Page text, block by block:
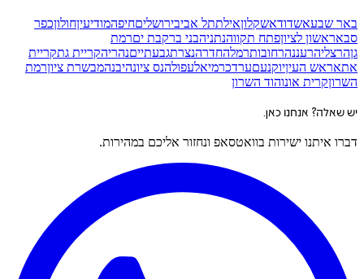
באר שבעאשדודאשקלוןאילתתל אביבירושליםחיפהמודיעיןחולוןכפר
סבאראשון לציוןפתח תקווהנתניהבני ברקבת יםרמת
גןהרצליהרעננהרחובותרמלהחדרהנצרתגבעתייםנהריהקריית גתקריית
אתאראש העיןיוקנעםערדכרמיאלעפולהנס ציונהיבנהמבשרת ציוןרמת
השרוןקרית אונוהוד השרון
יש שאלה? אנחנו כאן.
דברו איתנו ישירות בוואטסאפ ונחזור אליכם במהירות.